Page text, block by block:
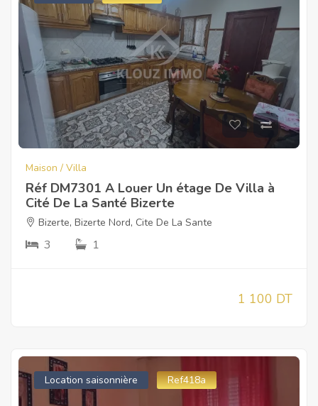
Maison / Villa
Réf DM7301 A Louer Un étage De Villa à
Cité De La Santé Bizerte
Bizerte, Bizerte Nord, Cite De La Sante
3 1
1 100 DT
Location saisonnière Ref418a